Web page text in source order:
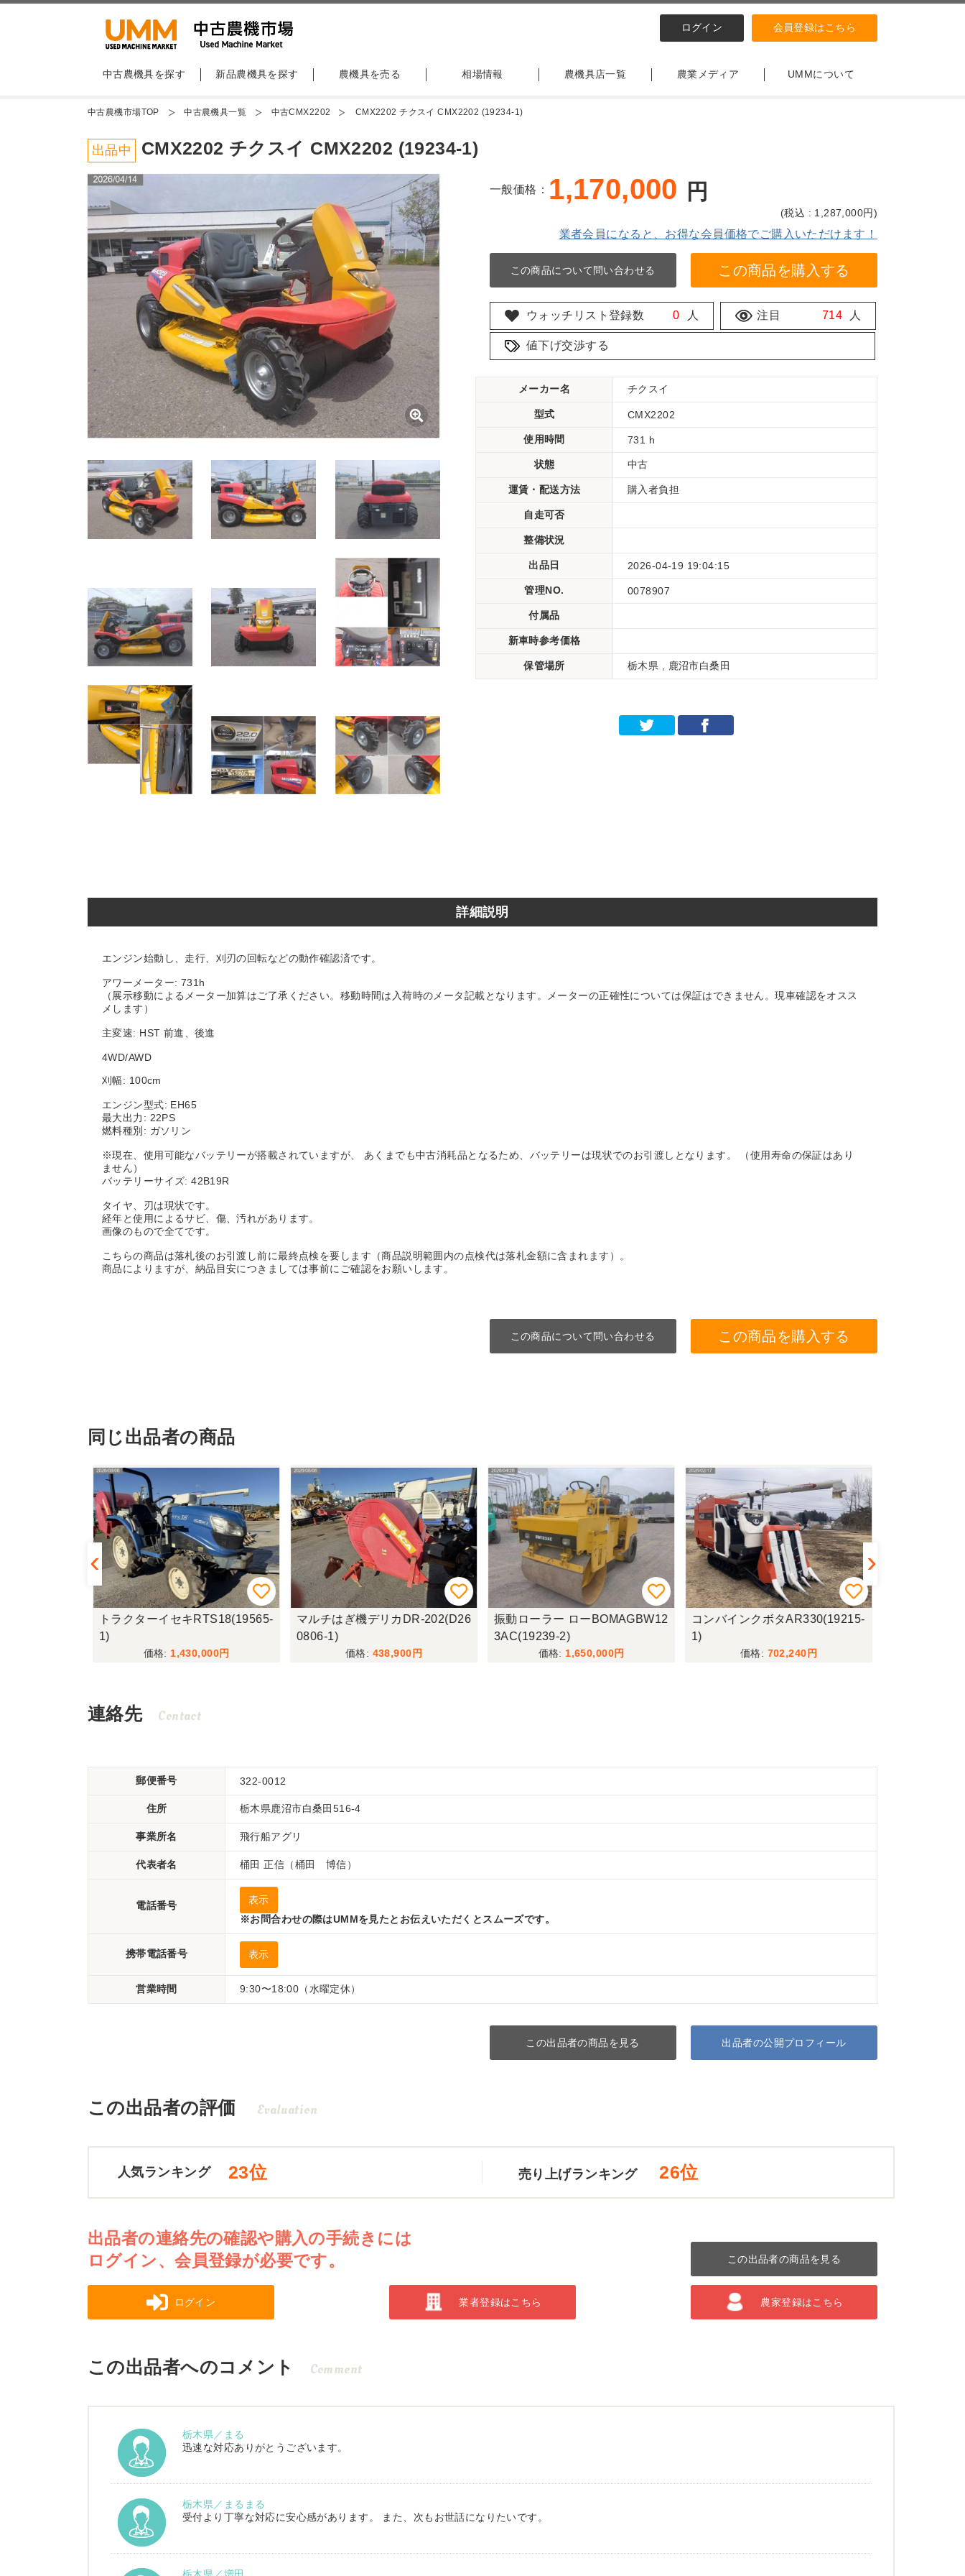
ログイン 会員登録はこちら
中古農機具を探す 新品農機具を探す 農機具を売る 相場情報 農機具店一覧 農業メディア UMMについて
中古農機市場TOP 中古農機具一覧 中古CMX2202 CMX2202 チクスイ CMX2202 (19234-1)
出品中 CMX2202 チクスイ CMX2202 (19234-1)
一般価格： 1,170,000 円
(税込 : 1,287,000円)
業者会員になると、お得な会員価格でご購入いただけます！
この商品について問い合わせる この商品を購入する
ウォッチリスト登録数 0 人 注目 714 人
値下げ交渉する
メーカー名 チクスイ
型式 CMX2202
使用時間 731 h
状態 中古
運賃・配送方法 購入者負担
自走可否
整備状況
出品日 2026-04-19 19:04:15
管理NO. 0078907
付属品
新車時参考価格
保管場所 栃木県 , 鹿沼市白桑田
詳細説明
エンジン始動し、走行、刈刃の回転などの動作確認済です。
アワーメーター: 731h
（展示移動によるメーター加算はご了承ください。移動時間は入荷時のメータ記載となります。メーターの正確性については保証はできません。現車確認をオスス
メします）
主変速: HST 前進、後進
4WD/AWD
刈幅: 100cm
エンジン型式: EH65
最大出力: 22PS
燃料種別: ガソリン
※現在、使用可能なバッテリーが搭載されていますが、 あくまでも中古消耗品となるため、バッテリーは現状でのお引渡しとなります。 （使用寿命の保証はあり
ません）
バッテリーサイズ: 42B19R
タイヤ、刃は現状です。
経年と使用によるサビ、傷、汚れがあります。
画像のもので全てです。
こちらの商品は落札後のお引渡し前に最終点検を要します（商品説明範囲内の点検代は落札金額に含まれます）。
商品によりますが、納品目安につきましては事前にご確認をお願いします。
この商品について問い合わせる この商品を購入する
同じ出品者の商品
トラクターイセキRTS18(19565-
1)
1,430,000
マルチはぎ機デリカDR-202(D26
0806-1)
438,900
振動ローラー ローBOMAGBW12
3AC(19239-2)
1,650,000
コンバインクボタAR330(19215-
1)
702,240
連絡先 Contact
郵便番号 322-0012
住所 栃木県鹿沼市白桑田516-4
事業所名 飛行船アグリ
代表者名 桶田 正信（桶田 博信）
電話番号
表示
※お問合わせの際はUMMを見たとお伝えいただくとスムーズです。
携帯電話番号 表示
営業時間 9:30〜18:00（水曜定休）
この出品者の商品を見る 出品者の公開プロフィール
この出品者の評価 Evaluation
人気ランキング 23位 売り上げランキング 26位
出品者の連絡先の確認や購入の手続きには
ログイン、会員登録が必要です。
この出品者の商品を見る
ログイン 業者登録はこちら 農家登録はこちら
この出品者へのコメント Comment
栃木県／まる
迅速な対応ありがとうございます。
栃木県／まるまる
受付より丁寧な対応に安心感があります。 また、次もお世話になりたいです。
栃木県／増田